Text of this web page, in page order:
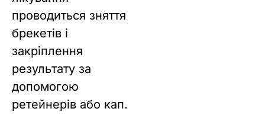
проводиться зняття
брекетів і
закріплення
результату за
допомогою
ретейнерів або кап.